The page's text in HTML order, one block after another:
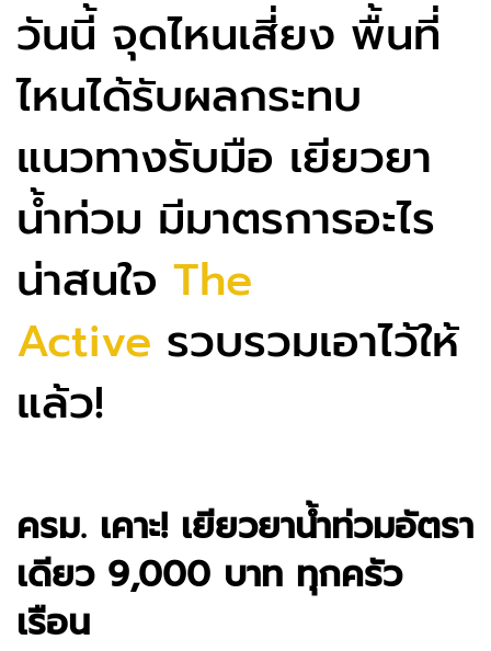
วันนี้ จุดไหนเสี่ยง พื้นที่
ไหนได้รับผลกระทบ
แนวทางรับมือ เยียวยา
น้ำท่วม มีมาตรการอะไร
น่าสนใจ The
Active รวบรวมเอาไว้ให้
แล้ว!
ครม. เคาะ! เยียวยาน้ำท่วมอัตรา
เดียว 9,000 บาท ทุกครัว
เรือน